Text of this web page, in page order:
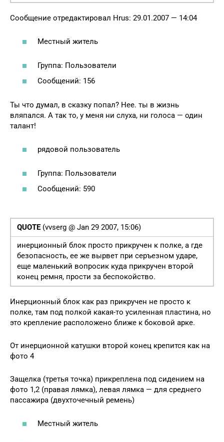
Сообщение отредактировал Hrus: 29.01.2007 — 14:04
Местный житель
Группа: Пользователи
Сообщений: 156
Ты что думал, в сказку попал? Нее. ты в жизнь
вляпался. А так то, у меня ни слуха, ни голоса — один
талант!
рядовой пользователь
Группа: Пользователи
Сообщений: 590
QUOTE(vvserg @ Jan 29 2007, 15:06)
инерционный блок просто прикручен к полке, а где
безопасность, ее же вырвет при серъезном ударе,
еще маленький вопросик куда прикручен второй
конец ремня, прости за беспокойство.
Инерционный блок как раз прикручен не просто к
полке, там под полкой какая-то усиленная пластина, но
это крепление расположено ближе к боковой арке.
От инерционной катушки второй конец крепится как на
фото 4
Защелка (третья точка) прикреплена под сидением на
фото 1,2 (правая лямка), левая лямка — для среднего
пассажира (двухточечный ремень)
Местный житель